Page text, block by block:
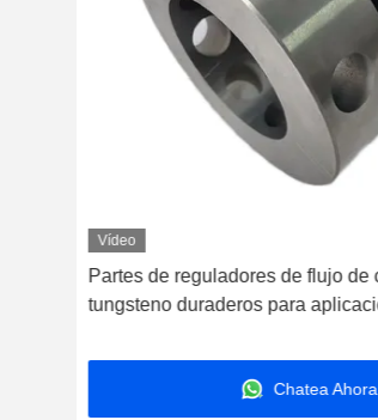
Vídeo
Partes de reguladores de flujo de
tungsteno duraderos para
Chatea Ahora